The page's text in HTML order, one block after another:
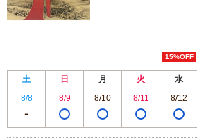
15%OFF
土 日 月 火 水
8/8
8/9 8/10 8/11 8/12